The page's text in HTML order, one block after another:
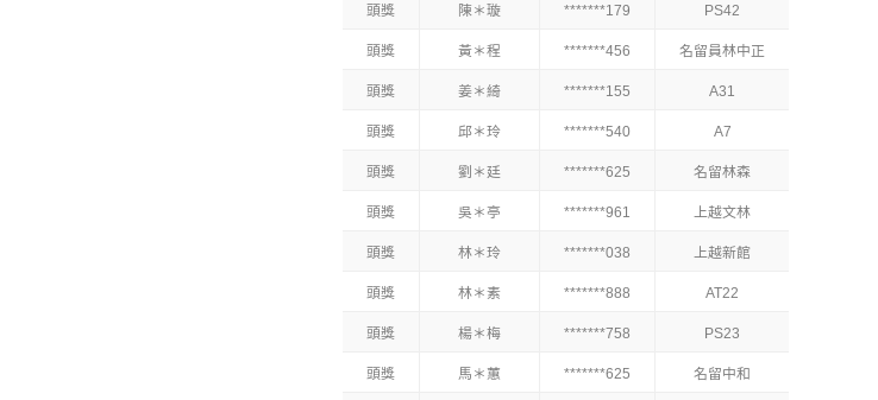
頭獎 陳＊璇 *******179 PS42
頭獎 黃＊程 *******456 名留員林中正
頭獎 姜＊綺 *******155 A31
頭獎 邱＊玲 *******540 A7
頭獎 劉＊廷 *******625 名留林森
頭獎 吳＊亭 *******961 上越文林
頭獎 林＊玲 *******038 上越新館
頭獎 林＊素 *******888 AT22
頭獎 楊＊梅 *******758 PS23
頭獎 馬＊蕙 *******625 名留中和